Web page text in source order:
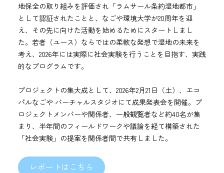
地保全の取り組みを評価され「ラムサール条約湿地都市」
として認証されたことと、なごや環境大学が20周年を迎
え、その先に向けた活動を始めるためにスタートしまし
た。若者（ユース）ならではの柔軟な発想で湿地の未来を
考え、2026年には実際に社会実験を行うことを目指す、実践
的なプログラムです。
プロジェクトの集大成として、2026年2月21日（土）、エコ
パルなごや バーチャルスタジオにて成果発表会を開催。プ
ロジェクトメンバーや関係者、一般観覧者など約40名が集
まり、半年間のフィールドワークや議論を経て構築された
「社会実験」の提案を関係者間で共有しました。
レポートはこちら